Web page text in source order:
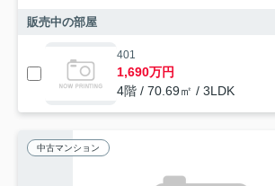
販売中の部屋
401
1,690万円
4階 / 70.69㎡ / 3LDK
中古マンション